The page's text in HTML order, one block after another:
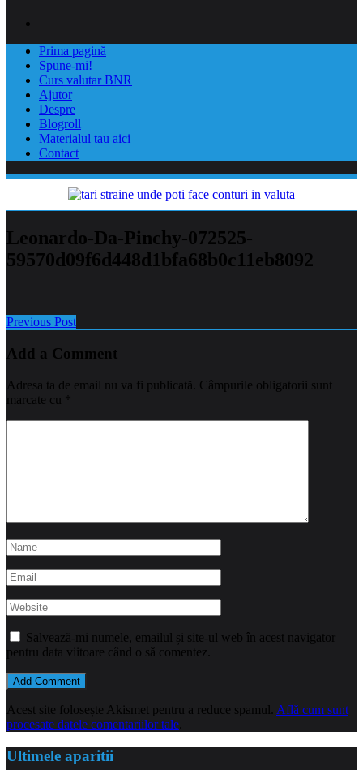
Prima pagină
Spune-mi!
Curs valutar BNR
Ajutor
Despre
Blogroll
Materialul tau aici
Contact
Leonardo-Da-Pinchy-072525-
59570d09f6d448d1bfa68b0c11eb8092
Previous Post
Add a Comment
Adresa ta de email nu va fi publicată. Câmpurile obligatorii sunt
marcate cu
Salvează-mi numele, emailul și site-ul web în acest navigator
pentru data viitoare când o să comentez.
Acest site folosește Akismet pentru a reduce spamul. Află cum sunt
procesate datele comentariilor tale
Ultimele aparitii